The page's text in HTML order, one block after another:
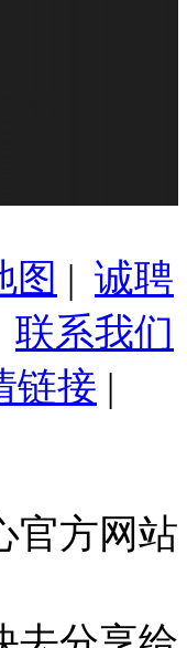
图 | 诚聘
联系我们
链接 |
官方网站